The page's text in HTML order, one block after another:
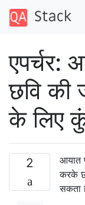
एपर्चर:
छवि
के लिए
2
आयात
करके
सकता